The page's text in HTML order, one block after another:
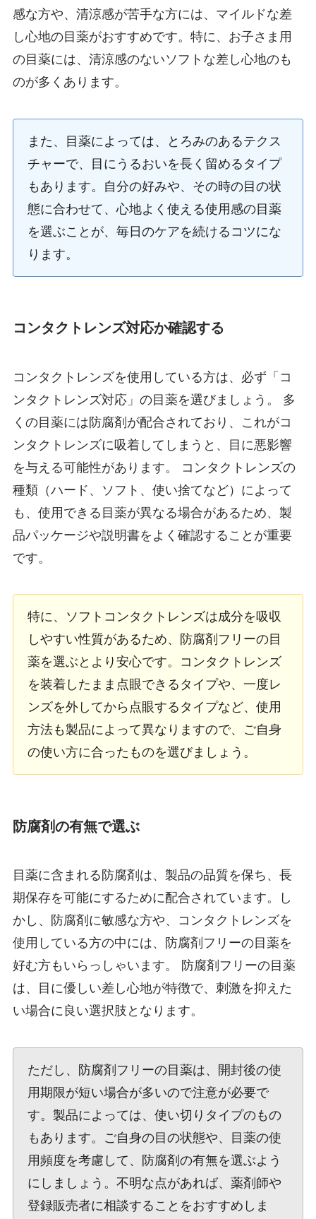
感な方や、清涼感が苦手な方には、マイルドな差
し心地の目薬がおすすめです。特に、お子さま用
の目薬には、清涼感のないソフトな差し心地のも
のが多くあります。
また、目薬によっては、とろみのあるテクス
チャーで、目にうるおいを長く留めるタイプ
もあります。自分の好みや、その時の目の状
態に合わせて、心地よく使える使用感の目薬
を選ぶことが、毎日のケアを続けるコツにな
ります。
コンタクトレンズ対応か確認する
コンタクトレンズを使用している方は、必ず「コ
ンタクトレンズ対応」の目薬を選びましょう。 多
くの目薬には防腐剤が配合されており、これがコ
ンタクトレンズに吸着してしまうと、目に悪影響
を与える可能性があります。 コンタクトレンズの
種類（ハード、ソフト、使い捨てなど）によって
も、使用できる目薬が異なる場合があるため、製
品パッケージや説明書をよく確認することが重要
です。
特に、ソフトコンタクトレンズは成分を吸収
しやすい性質があるため、防腐剤フリーの目
薬を選ぶとより安心です。コンタクトレンズ
を装着したまま点眼できるタイプや、一度レ
ンズを外してから点眼するタイプなど、使用
方法も製品によって異なりますので、ご自身
の使い方に合ったものを選びましょう。
防腐剤の有無で選ぶ
目薬に含まれる防腐剤は、製品の品質を保ち、長
期保存を可能にするために配合されています。し
かし、防腐剤に敏感な方や、コンタクトレンズを
使用している方の中には、防腐剤フリーの目薬を
好む方もいらっしゃいます。 防腐剤フリーの目薬
は、目に優しい差し心地が特徴で、刺激を抑えた
い場合に良い選択肢となります。
ただし、防腐剤フリーの目薬は、開封後の使
用期限が短い場合が多いので注意が必要で
す。製品によっては、使い切りタイプのもの
もあります。ご自身の目の状態や、目薬の使
用頻度を考慮して、防腐剤の有無を選ぶよう
にしましょう。不明な点があれば、薬剤師や
登録販売者に相談することをおすすめしま